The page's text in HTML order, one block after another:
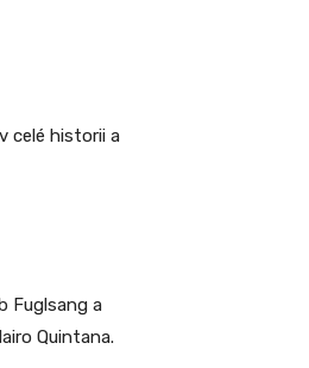
celé historii a
Fuglsang a
Quintana.